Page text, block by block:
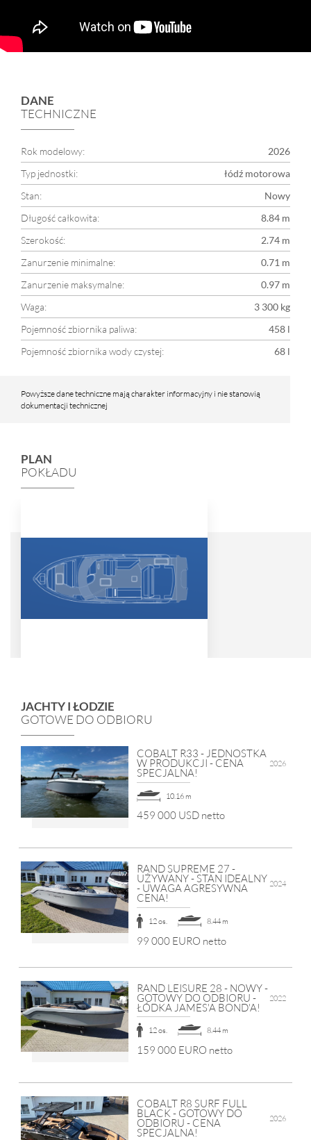
DANE
TECHNICZNE
Rok modelowy:
2026
Typ jednostki:
łódź motorowa
Stan:
Nowy
Długość całkowita:
8.84 m
Szerokość:
2.74 m
Zanurzenie minimalne:
0.71 m
Zanurzenie maksymalne:
0.97 m
Waga:
3 300 kg
Pojemność zbiornika paliwa:
458 l
Pojemność zbiornika wody czystej:
68 l
Powyższe dane techniczne mają charakter informacyjny i nie stanowią
dokumentacji technicznej
PLAN
POKŁADU
JACHTY I ŁODZIE
GOTOWE DO ODBIORU
COBALT R33 - JEDNOSTKA
W PRODUKCJI - CENA
SPECJALNA!
2026
10.16 m
459 000 USD netto
RAND SUPREME 27 -
UŻYWANY - STAN IDEALNY
- UWAGA AGRESYWNA
CENA!
2024
12 os. 8.44 m
99 000 EURO netto
RAND LEISURE 28 - NOWY -
GOTOWY DO ODBIORU -
ŁÓDKA JAMES'A BOND'A!
2022
12 os. 8.44 m
159 000 EURO netto
COBALT R8 SURF FULL
BLACK - GOTOWY DO
ODBIORU - CENA
SPECJALNA!
2026